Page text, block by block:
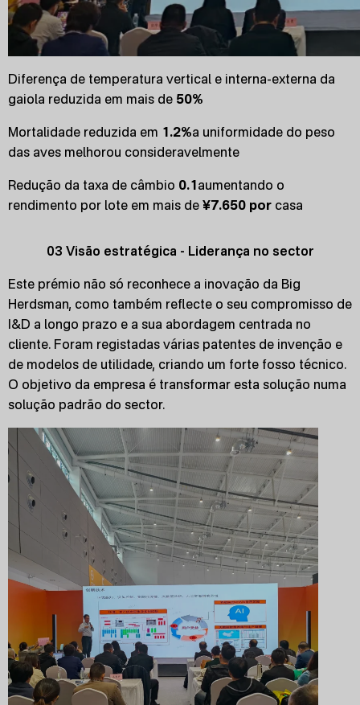
Diferença de temperatura vertical e interna-externa da
gaiola reduzida em mais de 50%
Mortalidade reduzida em 1.2%a uniformidade do peso
das aves melhorou consideravelmente
Redução da taxa de câmbio 0.1aumentando o
rendimento por lote em mais de ¥7.650 por casa
03 Visão estratégica - Liderança no sector
Este prémio não só reconhece a inovação da Big
Herdsman, como também reflecte o seu compromisso de
I&D a longo prazo e a sua abordagem centrada no
cliente. Foram registadas várias patentes de invenção e
de modelos de utilidade, criando um forte fosso técnico.
O objetivo da empresa é transformar esta solução numa
solução padrão do sector.